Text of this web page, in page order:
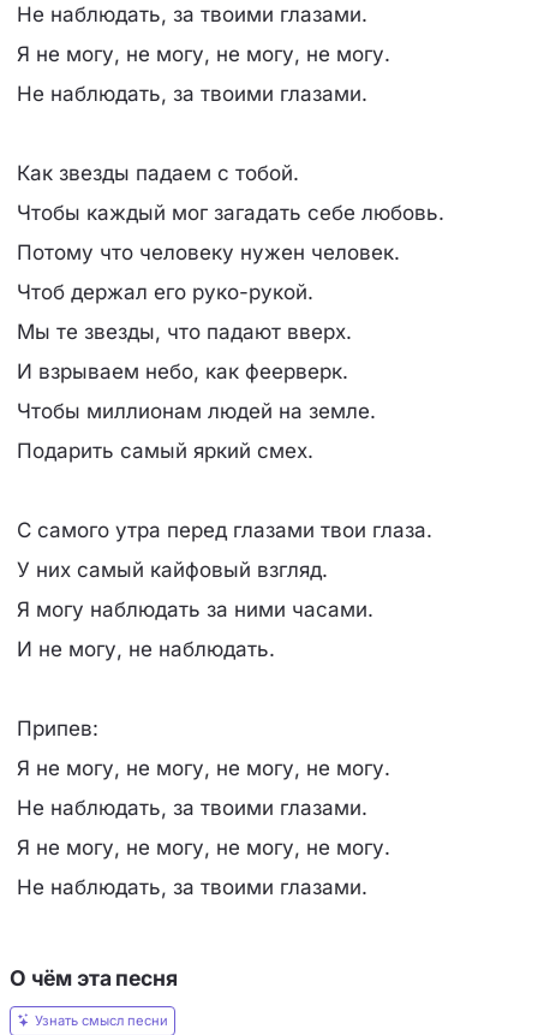
Не наблюдать, за твоими глазами.
Я не могу, не могу, не могу, не могу.
Не наблюдать, за твоими глазами.
Как звезды падаем с тобой.
Чтобы каждый мог загадать себе любовь.
Потому что человеку нужен человек.
Чтоб держал его руко-рукой.
Мы те звезды, что падают вверх.
И взрываем небо, как феерверк.
Чтобы миллионам людей на земле.
Подарить самый яркий смех.
С самого утра перед глазами твои глаза.
У них самый кайфовый взгляд.
Я могу наблюдать за ними часами.
И не могу, не наблюдать.
Припев:
Я не могу, не могу, не могу, не могу.
Не наблюдать, за твоими глазами.
Я не могу, не могу, не могу, не могу.
Не наблюдать, за твоими глазами.
О чём эта песня
Узнать смысл песни